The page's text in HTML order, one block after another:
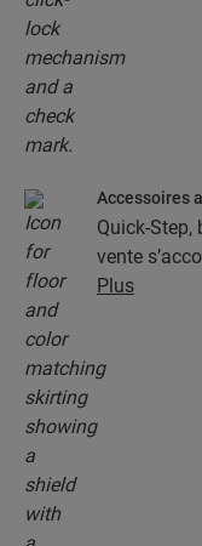
Accessoires
Quick-Step,
vente
Plus